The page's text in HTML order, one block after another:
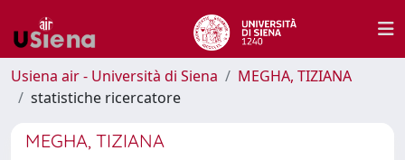
Usiena air - Università di Siena
MEGHA, TIZIANA
statistiche ricercatore
MEGHA, TIZIANA